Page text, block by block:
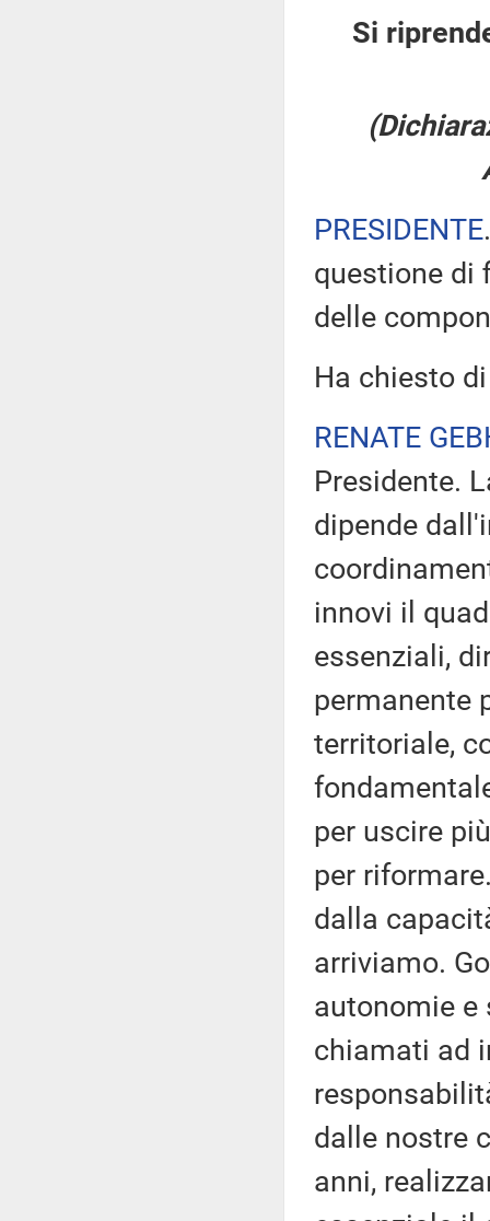
Si
PRESIDENTE
questione di
delle
Ha chiesto
RENATE
Presidente.
dipende
innovi il
essenziali,
permanente
territoriale,
per uscire
per
dalla
arriviamo.
autonomie e
chiamati ad
dalle nostre
anni,